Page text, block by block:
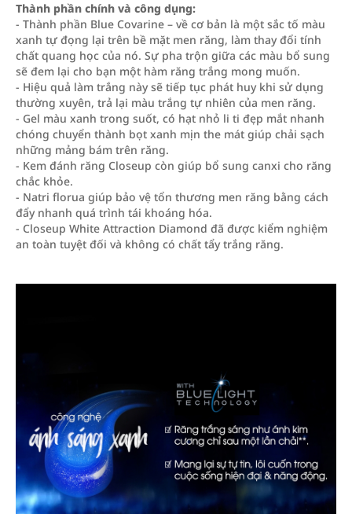
Thành phần chính và công dụng:
- Thành phần Blue Covarine – về cơ bản là một sắc tố màu
xanh tự đọng lại trên bề mặt men răng, làm thay đổi tính
chất quang học của nó. Sự pha trộn giữa các màu bổ sung
sẽ đem lại cho bạn một hàm răng trắng mong muốn.
- Hiệu quả làm trắng này sẽ tiếp tục phát huy khi sử dụng
thường xuyên, trả lại màu trắng tự nhiên của men răng.
- Gel màu xanh trong suốt, có hạt nhỏ li ti đẹp mắt nhanh
chóng chuyển thành bọt xanh mịn the mát giúp chải sạch
những mảng bám trên răng.
- Kem đánh răng Closeup còn giúp bổ sung canxi cho răng
chắc khỏe.
- Natri florua giúp bảo vệ tổn thương men răng bằng cách
đẩy nhanh quá trình tái khoáng hóa.
- Closeup White Attraction Diamond đã được kiểm nghiệm
an toàn tuyệt đối và không có chất tẩy trắng răng.